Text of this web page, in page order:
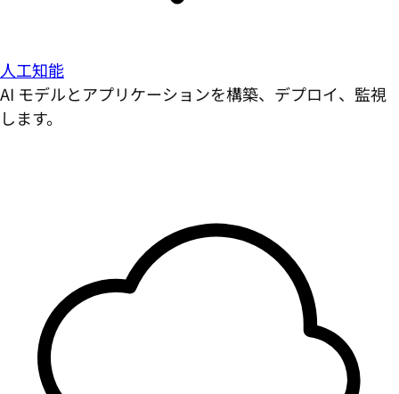
人工知能
AI モデルとアプリケーションを構築、デプロイ、監視
します。